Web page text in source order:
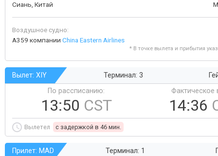
Сиань, Китай
Воздушное судно:
A359 компании China Eastern Airlines
* В точке вылета и прибытия
Вылет: XIY Терминал: 3
По рассписанию:
13:50 CST
Фактическое
14:36
Вылетел c задержкой в 46 мин.
Прилет: MAD Терминал: 1